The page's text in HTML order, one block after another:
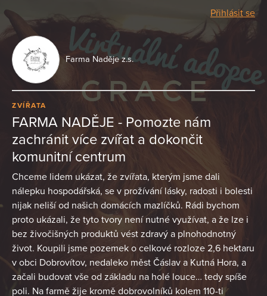
Přihlásit se
Farma Naděje z.s.
ZVÍŘATA
FARMA NADĚJE - Pomozte nám
zachránit více zvířat a dokončit
komunitní centrum
Chceme lidem ukázat, že zvířata, kterým jsme dali
nálepku hospodářská, se v prožívání lásky, radosti i bolesti
nijak neliší od našich domácích mazlíčků. Rádi bychom
proto ukázali, že tyto tvory není nutné využívat, a že lze i
bez živočišných produktů vést zdravý a plnohodnotný
život. Koupili jsme pozemek o celkové rozloze 2,6 hektaru
v obci Dobrovítov, nedaleko měst Čáslav a Kutná Hora, a
začali budovat vše od základu na holé louce… tedy spíše
poli. Na farmě žije kromě dobrovolníků kolem 110-ti